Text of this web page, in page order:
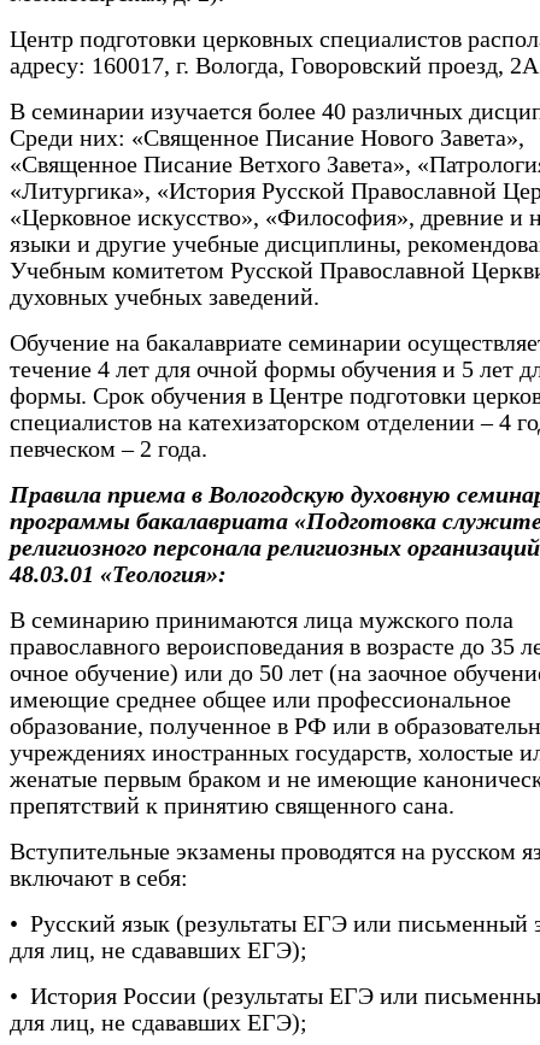
Центр подготовки церковных специалистов
адресу: 160017, г. Вологда, Говоровский проезд,
В семинарии изучается более 40 различных
Среди них: «Священное Писание Нового Завета»,
«Священное Писание Ветхого Завета»,
«Литургика», «История Русской Православной
«Церковное искусство», «Философия», древние и
языки и другие учебные дисциплины,
Учебным комитетом Русской Православной
духовных учебных заведений.
Обучение на бакалавриате семинарии
течение 4 лет для очной формы обучения и 5 лет
формы. Срок обучения в Центре подготовки
специалистов на катехизаторском отделении – 4
певческом – 2 года.
Правила приема в Вологодскую духовную
программы бакалавриата «Подготовка
религиозного персонала религиозных
48.03.01 «Теология»:
В семинарию принимаются лица мужского пола
православного вероисповедания в возрасте до 35
очное обучение) или до 50 лет (на заочное
имеющие среднее общее или профессиональное
образование, полученное в РФ или в
учреждениях иностранных государств, холостые
женатые первым браком и не имеющие
препятствий к принятию священного сана.
Вступительные экзамены проводятся на русском
включают в себя:
• Русский язык (результаты ЕГЭ или письменный
для лиц, не сдававших ЕГЭ);
• История России (результаты ЕГЭ или
для лиц, не сдававших ЕГЭ);